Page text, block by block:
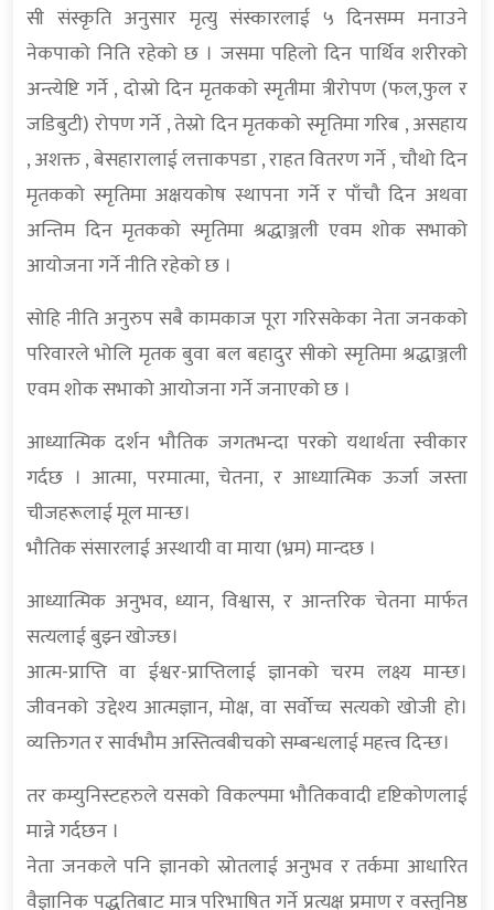
सी संस्कृति अनुसार मृत्यु संस्कारलाई ५ दिनसम्म मनाउने
नेकपाको निति रहेको छ । जसमा पहिलो दिन पार्थिव शरीरको
अन्त्येष्टि गर्ने , दोस्रो दिन मृतकको स्मृतीमा त्रीरोपण (फल,फुल र
जडिबुटी) रोपण गर्ने , तेस्रो दिन मृतकको स्मृतिमा गरिब , असहाय
, अशक्त , बेसहारालाई लत्ताकपडा , राहत वितरण गर्ने , चौथो दिन
मृतकको स्मृतिमा अक्षयकोष स्थापना गर्ने र पाँचौ दिन अथवा
अन्तिम दिन मृतकको स्मृतिमा श्रद्धाञ्जली एवम शोक सभाको
आयोजना गर्ने नीति रहेको छ ।
सोहि नीति अनुरुप सबै कामकाज पूरा गरिसकेका नेता जनकको
परिवारले भोलि मृतक बुवा बल बहादुर सीको स्मृतिमा श्रद्धाञ्जली
एवम शोक सभाको आयोजना गर्ने जनाएको छ ।
आध्यात्मिक दर्शन भौतिक जगतभन्दा परको यथार्थता स्वीकार
गर्दछ । आत्मा, परमात्मा, चेतना, र आध्यात्मिक ऊर्जा जस्ता
चीजहरूलाई मूल मान्छ।
भौतिक संसारलाई अस्थायी वा माया (भ्रम) मान्दछ ।
आध्यात्मिक अनुभव, ध्यान, विश्वास, र आन्तरिक चेतना मार्फत
सत्यलाई बुझ्न खोज्छ।
आत्म-प्राप्ति वा ईश्वर-प्राप्तिलाई ज्ञानको चरम लक्ष्य मान्छ।
जीवनको उद्देश्य आत्मज्ञान, मोक्ष, वा सर्वोच्च सत्यको खोजी हो।
व्यक्तिगत र सार्वभौम अस्तित्वबीचको सम्बन्धलाई महत्त्व दिन्छ।
तर कम्युनिस्टहरुले यसको विकल्पमा भौतिकवादी दृष्टिकोणलाई
मान्ने गर्दछन ।
नेता जनकले पनि ज्ञानको स्रोतलाई अनुभव र तर्कमा आधारित
वैज्ञानिक पद्धतिबाट मात्र परिभाषित गर्ने प्रत्यक्ष प्रमाण र वस्तुनिष्ठ